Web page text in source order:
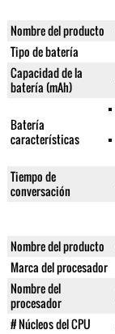
Nombre del producto
Tipo de batería
Capacidad de la
batería (mAh)
Batería
características
Tiempo de
conversación
Nombre del producto
Marca del procesador
Nombre del
procesador
# Núcleos del CPU